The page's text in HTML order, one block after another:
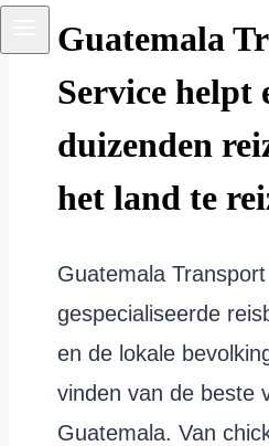
Guatemala
Service helpt
duizenden
het land te
Guatemala
gespecialiseerde
en de lokale
vinden van de beste
Guatemala. Van